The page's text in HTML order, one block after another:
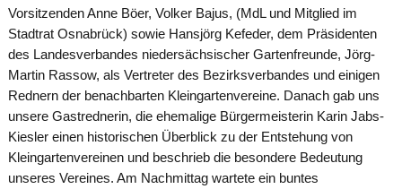
Vorsitzenden Anne Böer, Volker Bajus, (MdL und Mitglied im
Stadtrat Osnabrück) sowie Hansjörg Kefeder, dem Präsidenten
des Landesverbandes niedersächsischer Gartenfreunde, Jörg-
Martin Rassow, als Vertreter des Bezirksverbandes und einigen
Rednern der benachbarten Kleingartenvereine. Danach gab uns
unsere Gastrednerin, die ehemalige Bürgermeisterin Karin Jabs-
Kiesler einen historischen Überblick zu der Entstehung von
Kleingartenvereinen und beschrieb die besondere Bedeutung
unseres Vereines. Am Nachmittag wartete ein buntes